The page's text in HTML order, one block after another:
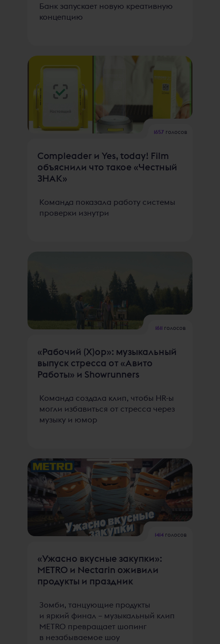
Банк запускает новую креативную
концепцию
1657 голосов
Compleader и Yes, today! Film
объяснили что такое «Честный
ЗНАК»
Команда показала работу системы
проверки изнутри
1611 голосов
«Рабочий (Х)ор»: музыкальный
выпуск стресса от «Авито
Работы» и Showrunners
Команда создала клип, чтобы HR-ы
могли избавиться от стресса через
музыку и юмор
1414голосов
«Ужасно вкусные закупки»:
METRO и Nectarin оживили
продукты и праздник
Зомби, танцующие продукты
и яркий финал – музыкальный клип
METRO превращает шопинг
в незабываемое шоу